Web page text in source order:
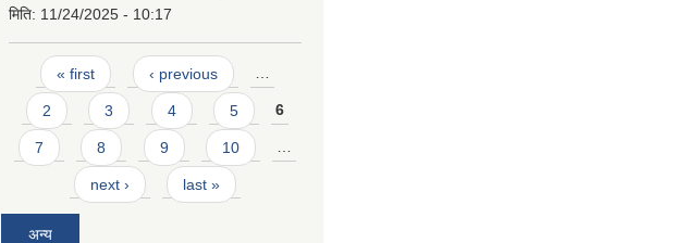
मिति: 11/24/2025 - 10:17
Pages
« first ‹ previous …
2 3 4 5 6
7 8 9 10 …
next › last »
अन्य